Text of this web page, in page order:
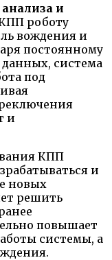
и
роботу
вождения и
постоянному
система
под
и
КПП
и
новых
решить
повышает
системы, а